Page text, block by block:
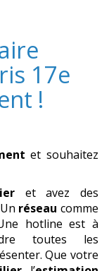
17e
!
et souhaitez
et avez des
réseau comme
hotline est à
toutes les
Que votre